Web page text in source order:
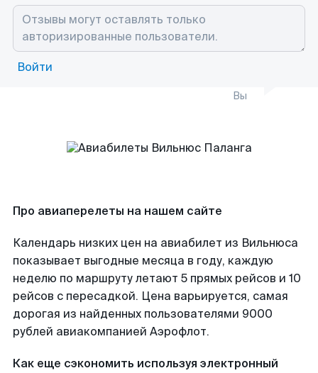
Войти
Вы
Про авиаперелеты на нашем сайте
Календарь низких цен на авиабилет из Вильнюса
показывает выгодные месяца в году, каждую
неделю по маршруту летают 5 прямых рейсов и 10
рейсов с пересадкой. Цена варьируется, самая
дорогая из найденных пользователями 9000
рублей авиакомпанией Аэрофлот.
Как еще сэкономить используя электронный